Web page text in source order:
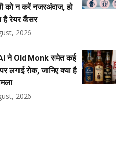
को न करें नजरअंदाज, हो
है रेयर कैंसर
2026
ने Old Monk समेत कई
लगाई रोक, जानिए क्या है
2026